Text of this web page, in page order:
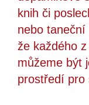
knih či
nebo taneční
že každého
můžeme být
prostředí pro